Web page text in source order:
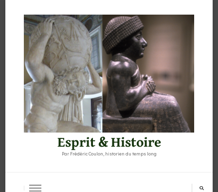
Esprit & Histoire
Par Frédéric Coulon, historien du temps long